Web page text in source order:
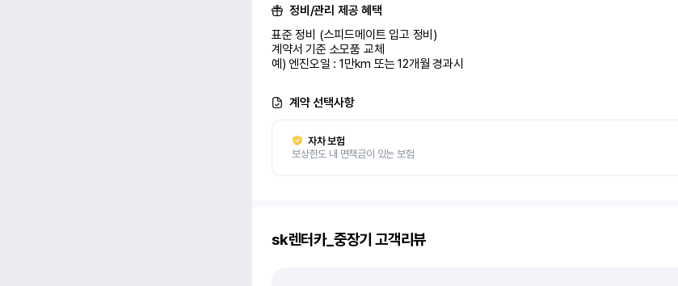
정비/관리 제공 혜택
표준 정비 (스피드메이트 입고 정비)
계약서 기준 소모품 교체
예) 엔진오일 : 1만km 또는 12개월 경과시
계약 선택사항
자차 보험
보상한도 내 면책금이 있는 보험
sk렌터카_중장기 고객리뷰